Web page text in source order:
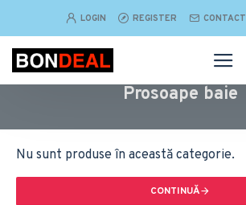
LOGIN REGISTER CONTACT
Prosoape baie
Nu sunt produse în această categorie.
CONTINUĂ